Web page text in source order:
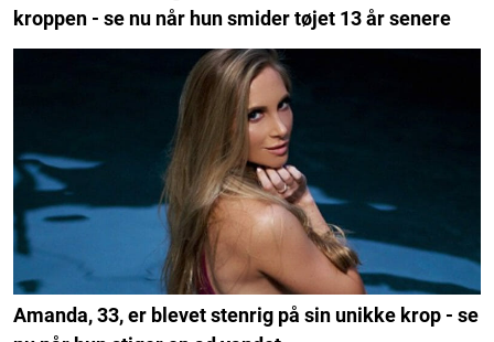
kroppen - se nu når hun smider tøjet 13 år senere
Amanda, 33, er blevet stenrig på sin unikke krop - se